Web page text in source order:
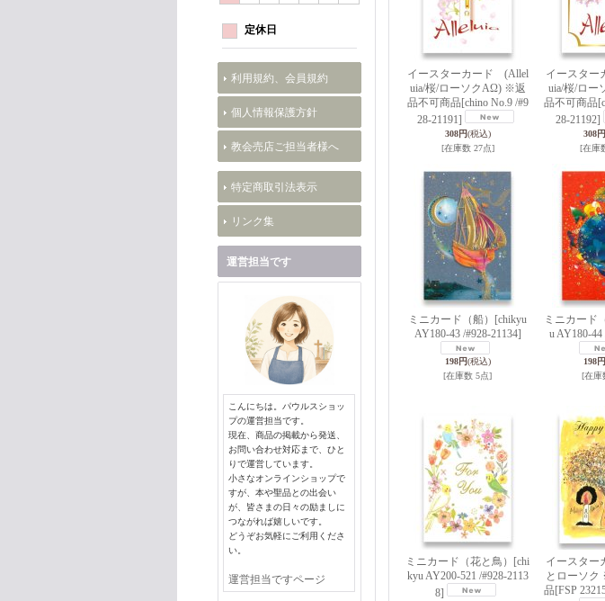
定休日
利用規約、会員規約
個人情報保護方針
教会売店ご担当者様へ
特定商取引法表示
リンク集
運営担当です
こんにちは。パウルスショッ
プの運営担当です。
現在、商品の掲載から発送、
お問い合わせ対応まで、ひと
りで運営しています。
小さなオンラインショップで
すが、本や聖品との出会い
が、皆さまの日々の励ましに
つながれば嬉しいです。
どうぞお気軽にご利用くださ
い。
運営担当ですページ
イースターカード (Allel
uia/桜/ローソクAΩ) ※返
品不可商品 [chino No.9 /#9
28-21191]
308円(税込)
[在庫数 27点]
イースタ
uia/桜/ロ
品不可商品
28-21192]
308円
[在庫
ミニカード（船）
[chikyu
AY180-43 /#928-21134]
198円(税込)
[在庫数 5点]
ミニカード
u AY180-44
198円
[在庫
ミニカード（花と鳥）
[chi
kyu AY200-521 /#928-2113
8]
イースター
とローソ
品 [FSP